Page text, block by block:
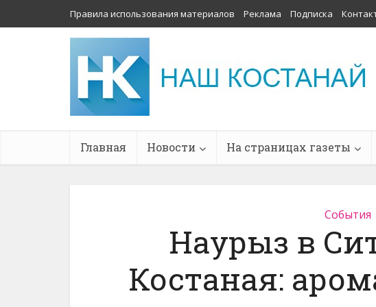
Правила использования материалов Реклама Подписка
Главная Новости На страницах газеты
События
Наурыз в
Костаная: